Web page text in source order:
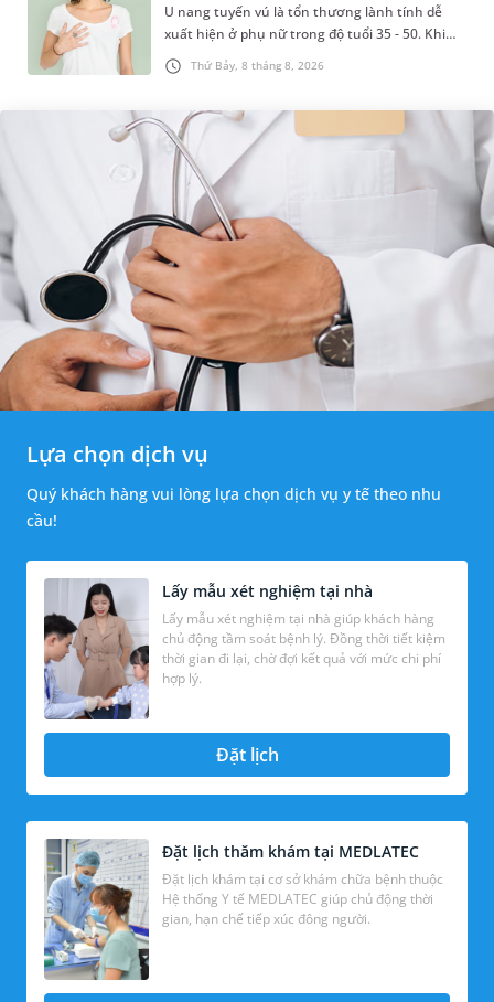
Thứ Bảy, 8 tháng 8, 2026
U nang tuyến vú là tổn thương lành tính dễ
xuất hiện ở phụ nữ trong độ tuổi 35 - 50. Khi
được chẩn đoán mắc bệnh, nhiều người
thường băn khoăn u nang tuyến v...
Lựa chọn dịch vụ
Quý khách hàng vui lòng lựa chọn dịch vụ y tế theo nhu
cầu!
Lấy mẫu xét nghiệm tại nhà
Lấy mẫu xét nghiệm tại nhà giúp khách hàng
chủ động tầm soát bệnh lý. Đồng thời tiết kiệm
thời gian đi lại, chờ đợi kết quả với mức chi phí
hợp lý.
Đặt lịch
Đặt lịch thăm khám tại MEDLATEC
Đặt lịch khám tại cơ sở khám chữa bệnh thuộc
Hệ thống Y tế MEDLATEC giúp chủ động thời
gian, hạn chế tiếp xúc đông người.